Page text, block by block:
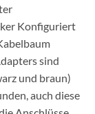
Konfiguriert
sind
und braun)
auch diese